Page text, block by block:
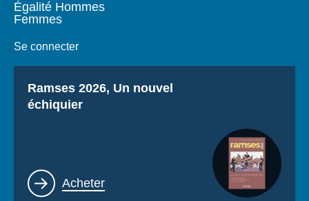
Égalité Hommes
Femmes
Se connecter
Titre
Ramses 2026, Un nouvel
échiquier
Lien
Acheter